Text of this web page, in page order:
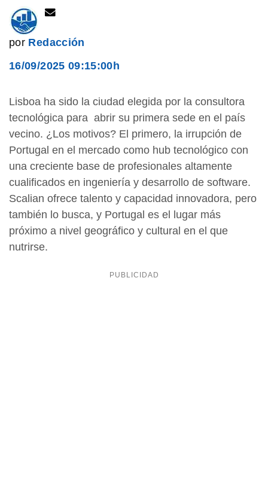
por Redacción
16/09/2025 09:15:00h
Lisboa ha sido la ciudad elegida por la consultora
tecnológica para abrir su primera sede en el país
vecino. ¿Los motivos? El primero, la irrupción de
Portugal en el mercado como hub tecnológico con
una creciente base de profesionales altamente
cualificados en ingeniería y desarrollo de software.
Scalian ofrece talento y capacidad innovadora, pero
también lo busca, y Portugal es el lugar más
próximo a nivel geográfico y cultural en el que
nutrirse.